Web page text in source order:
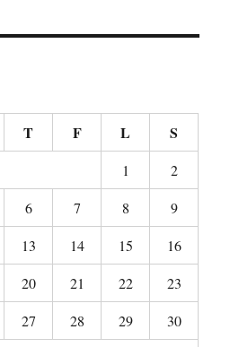
T F L S
1
2
6 7 8
9
13 14 15
16
20 21 22
23
27 28 29
30